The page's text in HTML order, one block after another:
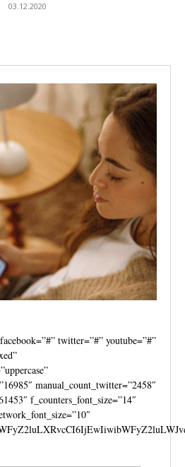
03.12.2020
twitter=”#” youtube=”#”
manual_count_twitter=”2458″
f_counters_font_size=”14″